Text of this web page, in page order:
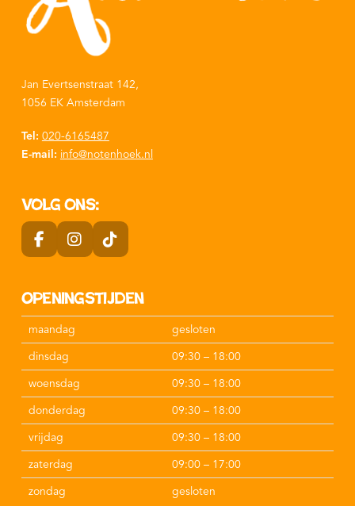
Jan Evertsenstraat 142,
1056 EK Amsterdam
Tel: 020-6165487
E-mail: info@notenhoek.nl
Volg ons:
Openingstijden
maandag
gesloten
dinsdag
09:30 – 18:00
woensdag
09:30 – 18:00
donderdag
09:30 – 18:00
vrijdag
09:30 – 18:00
zaterdag
09:00 – 17:00
zondag
gesloten